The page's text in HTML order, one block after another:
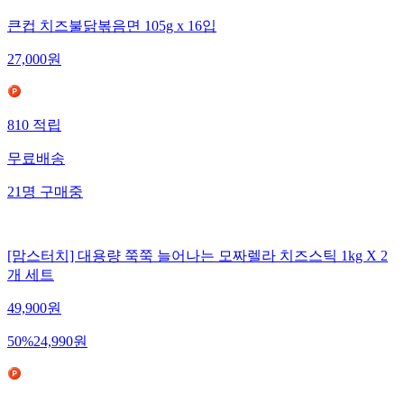
큰컵 치즈불닭볶음면 105g x 16입
27,000원
810적립
무료배송
21명구매중
[맘스터치] 대용량 쭉쭉 늘어나는 모짜렐라 치즈스틱 1kg X 2
개 세트
49,900원
50%24,990원